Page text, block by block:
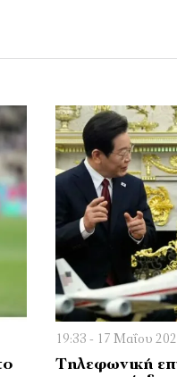
19:33 - 17 Μαΐου
Τηλεφωνική